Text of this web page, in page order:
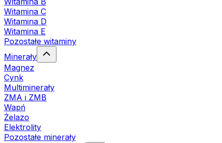
Witamina C
Witamina D
Witamina E
Pozostałe witaminy
Minerały
Magnez
Cynk
Multiminerały
ZMA i ZMB
Wapń
Żelazo
Elektrolity
Pozostałe minerały